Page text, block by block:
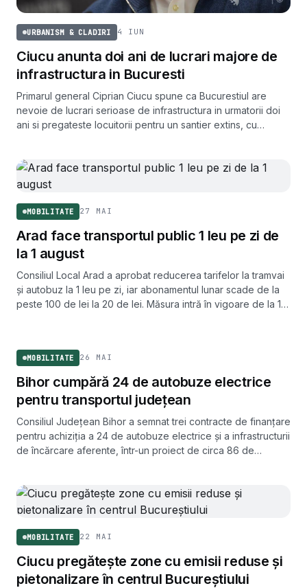
URBANISM & CLADIRI 4 IUN
Ciucu anunta doi ani de lucrari majore de
infrastructura in Bucuresti
Primarul general Ciprian Ciucu spune ca Bucurestiul are
nevoie de lucrari serioase de infrastructura in urmatorii doi
ani si pregateste locuitorii pentru un santier extins, cu
MOBILITATE 27 MAI
Arad face transportul public 1 leu pe zi de
la 1 august
Consiliul Local Arad a aprobat reducerea tarifelor la tramvai
și autobuz la 1 leu pe zi, iar abonamentul lunar scade de la
peste 100 de lei la 20 de lei. Măsura intră în vigoare de la 1
MOBILITATE 26 MAI
Bihor cumpără 24 de autobuze electrice
pentru transportul județean
Consiliul Județean Bihor a semnat trei contracte de finanțare
pentru achiziția a 24 de autobuze electrice și a infrastructurii
de încărcare aferente, într-un proiect de circa 86 de
MOBILITATE 22 MAI
Ciucu pregătește zone cu emisii reduse și
pietonalizare în centrul Bucureștiului